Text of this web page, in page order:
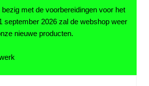
met de voorbereidingen voor het
september 2026 zal de webshop weer
nieuwe producten.